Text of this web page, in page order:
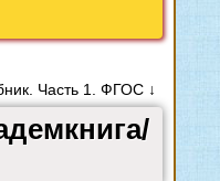
Часть 1. ФГОС ↓